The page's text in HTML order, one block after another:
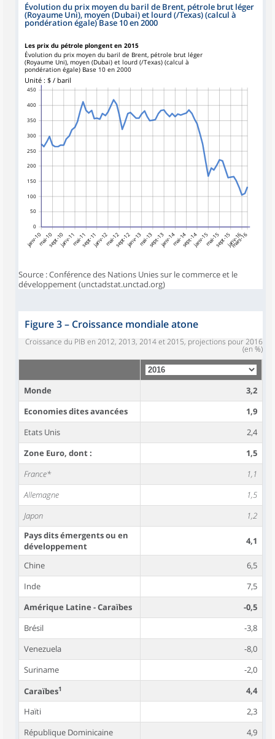
Évolution du prix moyen du baril de Brent, pétrole brut léger
(Royaume Uni), moyen (Dubai) et lourd (/Texas) (calcul à
pondération égale) Base 10 en 2000
Les prix du pétrole plongent en 2015
Évolution du prix moyen du baril de Brent, pétrole brut léger
(Royaume Uni), moyen (Dubai) et lourd (/Texas) (calcul à
pondération égale) Base 10 en 2000
0
50
100
150
200
250
300
350
400
450
Unité : $ / baril
janv-10mai-10sept-10janv-11mai-11sept-11janv-12mai-12sept-12janv-13mai-13sept-13janv-14mai-14sept-14janv-15mai-15sept-15janv-16
mars-16
Source : Conférence des Nations Unies sur le commerce et le
développement (unctadstat.unctad.org)
Figure 3– Croissance mondiale atone
Croissance du PIB en 2012, 2013, 2014 et 2015, projections pour 2016
(en %)
Monde
3,2
Economies dites avancées
1,9
Etats Unis
2,4
Zone Euro, dont :
1,5
France*
1,1
Allemagne
1,5
Japon
1,2
Pays dits émergents ou en
développement
4,1
Chine
6,5
Inde
7,5
Amérique Latine - Caraïbes
-0,5
Brésil
-3,8
Venezuela
-8,0
Suriname
-2,0
Caraïbes1
4,4
Haïti
2,3
République Dominicaine
4,9